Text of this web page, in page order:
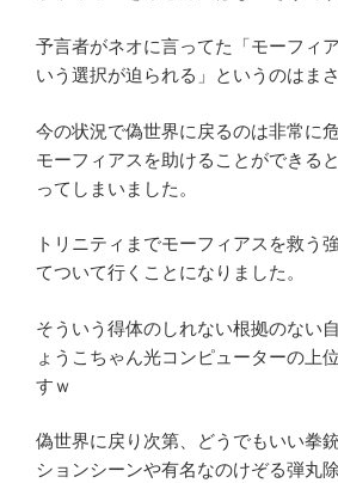
予言者がネオに言ってた「モーフィ
いう選択が迫られる」というのはま
今の状況で偽世界に戻るのは非常に
モーフィアスを助けることができる
ってしまいました。
トリニティまでモーフィアスを救う
てついて行くことになりました。
そういう得体のしれない根拠のない
ょうこちゃん光コンピューターの上
すｗ
偽世界に戻り次第、どうでもいい拳
ションシーンや有名なのけぞる弾丸